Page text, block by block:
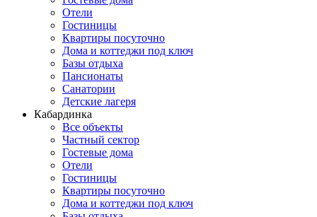
Отели
Гостиницы
Квартиры посуточно
Дома и коттеджи под ключ
Базы отдыха
Пансионаты
Санатории
Детские лагеря
Кабардинка
Все объекты
Частный сектор
Гостевые дома
Отели
Гостиницы
Квартиры посуточно
Дома и коттеджи под ключ